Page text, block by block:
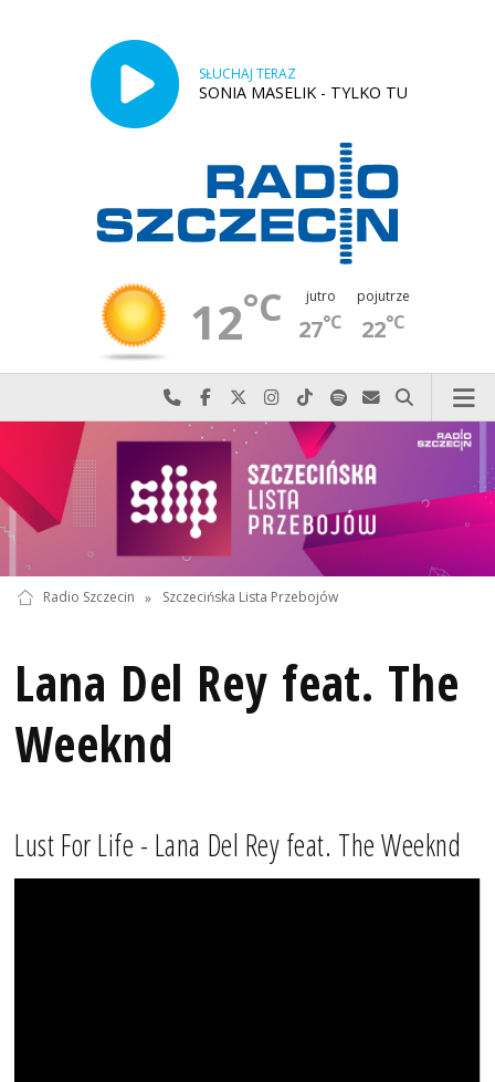
SŁUCHAJ TERAZ
SONIA MASELIK - TYLKO TU
12°C jutro
27°C
pojutrze
22°C
Najlepiej po prostu do nas zadzwoń
Odwiedź nas na Facebook-u
Odwiedź nas na X
Odwiedź nas na Instagram-ie
Odwiedź nas na TikTok-u
Szukaj nas na Spotify
Wyślij do nas
Szukaj
Radio Szczecin » Szczecińska Lista Przebojów
Lana Del Rey feat. The
Weeknd
Lust For Life - Lana Del Rey feat. The Weeknd